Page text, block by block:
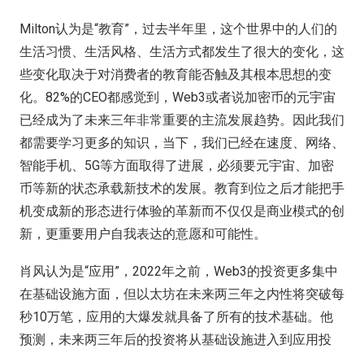
Milton认为是“教育”，过去半年里，这个世界中的人们的
生活习惯、生活风格、生活方式都发生了很大的变化，这
些变化取决于对消费者的教育能否触及其根本思想的变
化。82%的CEO都感觉到，Web3或者说加密币的元宇宙
已经成为了未来三年非常重要的主流发展趋势。因此我们
都需要学习更多的知识，当下，我们已经在速度、网络、
智能手机、5G等方面取得了进展，必须要元宇宙、加密
币等新的状态承载新技术的发展。教育到位之后才能把手
机变成新的形态进行体验的革新而不仅仅是商业模式的创
新，更重要用户自我表达的意愿和可能性。
肖风认为是“应用”，2022年之前，Web3的投资更多集中
在基础设施方面，但以太坊在未来两三年之内性将突破每
秒10万笔，应用的大爆发就具备了所有的技术基础。他
预测，未来两三年后的投资将从基础设施进入到应用投